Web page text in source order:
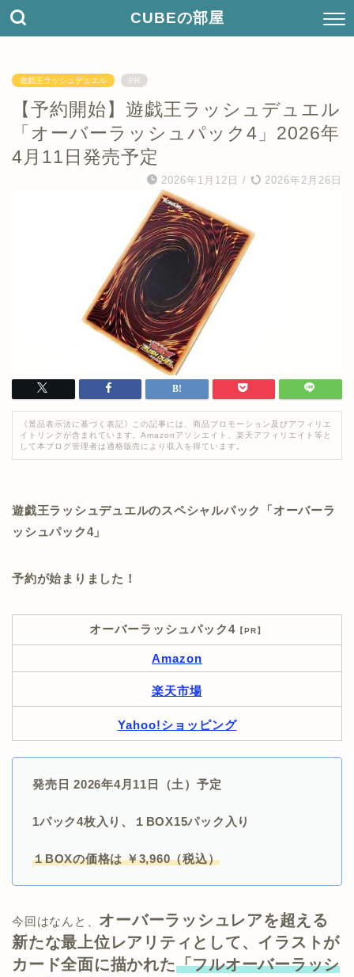
CUBEの部屋
遊戯王ラッシュデュエル PR
【予約開始】遊戯王ラッシュデュエル
「オーバーラッシュパック4」2026年
4月11日発売予定
2026年1月12日 / 2026年2月26日
《景品表示法に基づく表記》この記事には、商品プロモーション及びアフィリエ
イトリンクが含まれています。Amazonアソシエイト、楽天アフィリエイト等と
して本ブログ管理者は適格販売により収入を得ています。
遊戯王ラッシュデュエルのスペシャルパック「オーバーラ
ッシュパック4」
予約が始まりました！
オーバーラッシュパック4【PR】
Amazon
楽天市場
Yahoo!ショッピング
発売日 2026年4月11日（土）予定
1パック4枚入り、１BOX15パック入り
１BOXの価格は ￥3,960（税込）
今回はなんと、 オーバーラッシュレアを超える
新たな最上位レアリティとして、イラストが
カード全面に描かれた「フルオーバーラッシ